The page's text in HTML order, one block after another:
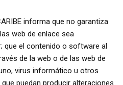
informa que no garantiza
web de enlace sea
que el contenido o software al
de la web o de las web de
virus informático u otros
puedan producir alteraciones